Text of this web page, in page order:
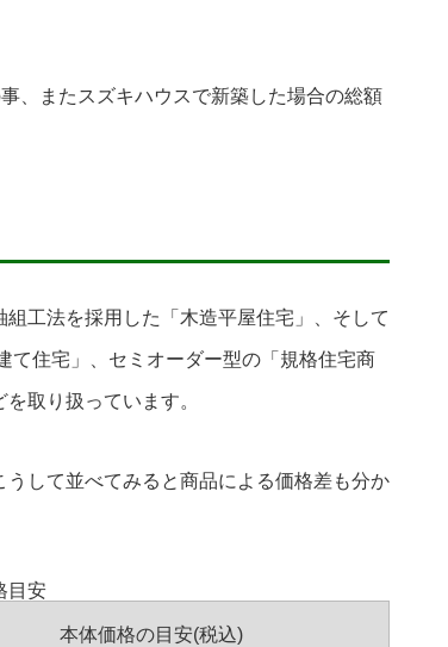
、またスズキハウスで新築した場合の総額
工法を採用した「木造平屋住宅」、そして
て住宅」、セミオーダー型の「規格住宅商
取り扱っています。
して並べてみると商品による価格差も分か
目安
本体価格の目安(税込)